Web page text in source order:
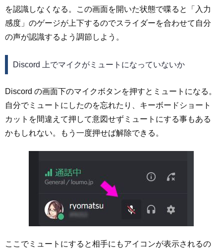
を認識しなくなる。この画面を開いた状態で喋ると「入力
感度」のゲージが上下するのでスライダーを合わせて自分
の声が認識するよう調節しよう。
Discord 上でマイクがミュートになっていないか
Discord の画面下のマイクボタンを押すとミュートになる。
自分でミュートにしたのを忘れたり、キーボードショート
カットを間違えて押して意図せずミュートにする事もある
かもしれない。もう一度押せば解除できる。
ここでミュートにすると相手にもアイコンが表示されるの